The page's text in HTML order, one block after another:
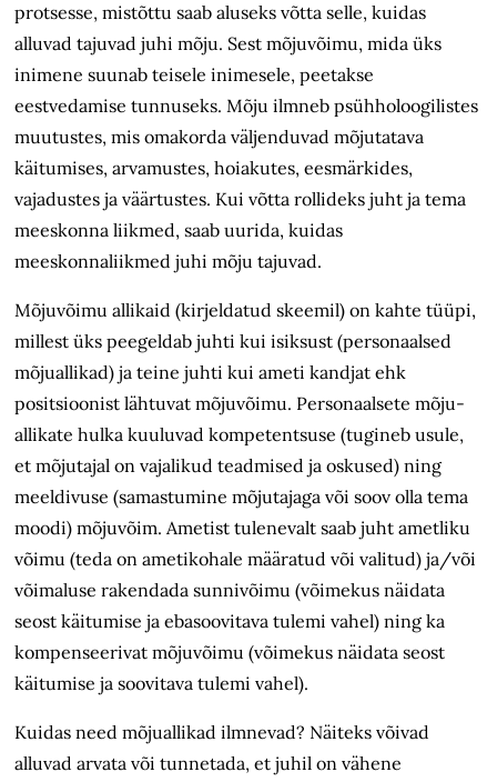
protsesse, mistõttu saab aluseks võtta selle, kuidas
alluvad tajuvad juhi mõju. Sest mõjuvõimu, mida üks
inimene suunab teisele inimesele, peetakse
eestvedamise tunnuseks. Mõju ilmneb psühholoogilistes
muutustes, mis omakorda väljenduvad mõjutatava
käitumises, arvamustes, hoiakutes, eesmärkides,
vajadustes ja väärtustes. Kui võtta rollideks juht ja tema
meeskonna liikmed, saab uurida, kuidas
meeskonnaliikmed juhi mõju tajuvad.
Mõjuvõimu allikaid (kirjeldatud skeemil) on kahte tüüpi,
millest üks peegeldab juhti kui isiksust (personaalsed
mõjuallikad) ja teine juhti kui ameti kandjat ehk
positsioonist lähtuvat mõjuvõimu. Personaalsete mõju­
allikate hulka kuuluvad kompetentsuse (tugineb usule,
et mõjutajal on vajalikud teadmised ja oskused) ning
meeldivuse (samastumine mõjutajaga või soov olla tema
moodi) mõjuvõim. Ametist tulenevalt saab juht ametliku
võimu (teda on ametikohale määratud või valitud) ja/või
võimaluse rakendada sunnivõimu (võimekus näidata
seost käitumise ja ebasoovitava tulemi vahel) ning ka
kompenseerivat mõjuvõimu (võimekus näidata seost
käitumise ja soovitava tulemi vahel).
Kuidas need mõjuallikad ilmnevad? Näiteks võivad
alluvad arvata või tunnetada, et juhil on vähene